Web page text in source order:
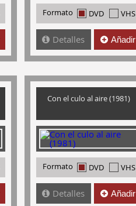
Formato DVD VHS
Detalles Añadir
Con el culo al aire (1981)
Formato DVD VHS
Detalles Añadir